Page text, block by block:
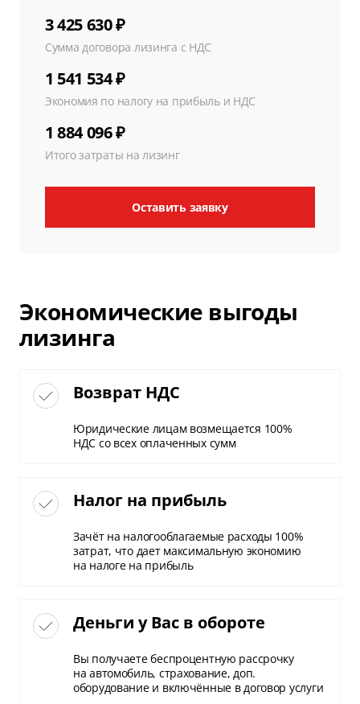
3 425 630 ₽
Сумма договора лизинга с НДС
1 541 534 ₽
Экономия по налогу на прибыль и НДС
1 884 096 ₽
Итого затраты на лизинг
Оставить заявку
Экономические выгоды
лизинга
Возврат НДС
Юридические лицам возмещается 100%
НДС со всех оплаченных сумм
Налог на прибыль
Зачёт на налогооблагаемые расходы 100%
затрат, что дает максимальную экономию
на налоге на прибыль
Деньги у Вас в обороте
Вы получаете беспроцентную рассрочку
на автомобиль, страхование, доп.
оборудование и включённые в договор услуги